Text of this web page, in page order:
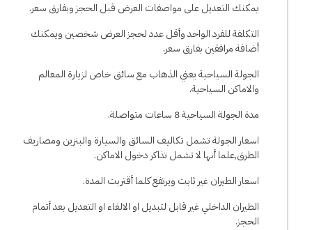
يمكنك التعديل على مواصفات العرض قبل الحجز وبفارق سعر.
التكلفة للفرد الواحد وأقل عدد لحجز العرض شخصين ويمكنك
أضافة مرافقين بفارق سعر.
الجولة السياحية يعني الذهاب مع سائق خاص لزيارة المعالم
والاماكن السياحية.
مدة الجولة السياحية 8 ساعات متواصلة.
اسعار الجولة تشمل تكاليف السائق والسيارة والبنزين ومصاريف
الطرق,علما أنها لا تشمل تذاكر دخول الاماكن.
اسعار الطيران غير ثابت ويرتفع كلما أقتربت المدة.
الطيران الداخلي غير قابل لتبديل او الالغاء او التعديل بعد أتمام
الحجز.